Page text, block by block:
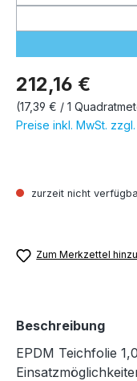
212,16 €
(17,39 € / 1
Preise inkl. MwSt.
zurzeit nicht
Zum Merkzettel
Beschreibung
EPDM Teichfolie